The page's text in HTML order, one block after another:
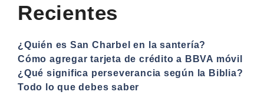
Recientes
¿Quién es San Charbel en la santería?
Cómo agregar tarjeta de crédito a BBVA móvil
¿Qué significa perseverancia según la Biblia?
Todo lo que debes saber